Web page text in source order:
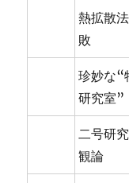
熱拡散
敗
珍妙な“
研究室”
二号研
観論